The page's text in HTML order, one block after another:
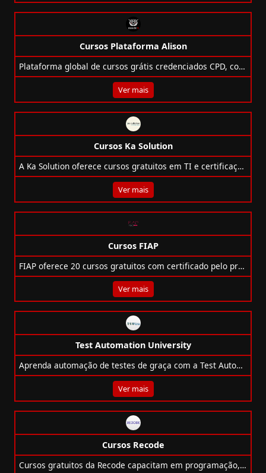
Cursos Plataforma Alison
Plataforma global de cursos grátis credenciados CPD, com 5.500+ opções em TI, certificações pagas e 45 milhões de alunos.
Ver mais
Cursos Ka Solution
A Ka Solution oferece cursos gratuitos em TI e certificações como AWS, Azure, SAP, ITIL, Power BI, com foco em inclusão, qualidade e empregabilidade.
Ver mais
Cursos FIAP
FIAP oferece 20 cursos gratuitos com certificado pelo programa Eu Capacito. Aprenda tecnologia, inovação e negócios online e no seu ritmo!
Ver mais
Test Automation University
Aprenda automação de testes de graça com a Test Automation University! Cursos com certificado, trilhas, especialistas e tecnologias atuais.
Ver mais
Cursos Recode
Cursos gratuitos da Recode capacitam em programação, IA, games e cidadania digital com base na pedagogia de Paulo Freire.